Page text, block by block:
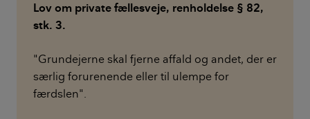
Lov om private fællesveje, renholdelse § 82,
stk. 3.
"Grundejerne skal fjerne affald og andet, der er
særlig forurenende eller til ulempe for
færdslen".